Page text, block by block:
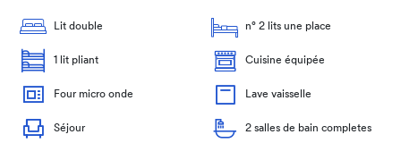
Lit double n° 2 lits une place
1 lit pliant Cuisine équipée
Four micro onde Lave vaisselle
Séjour 2 salles de bain completes